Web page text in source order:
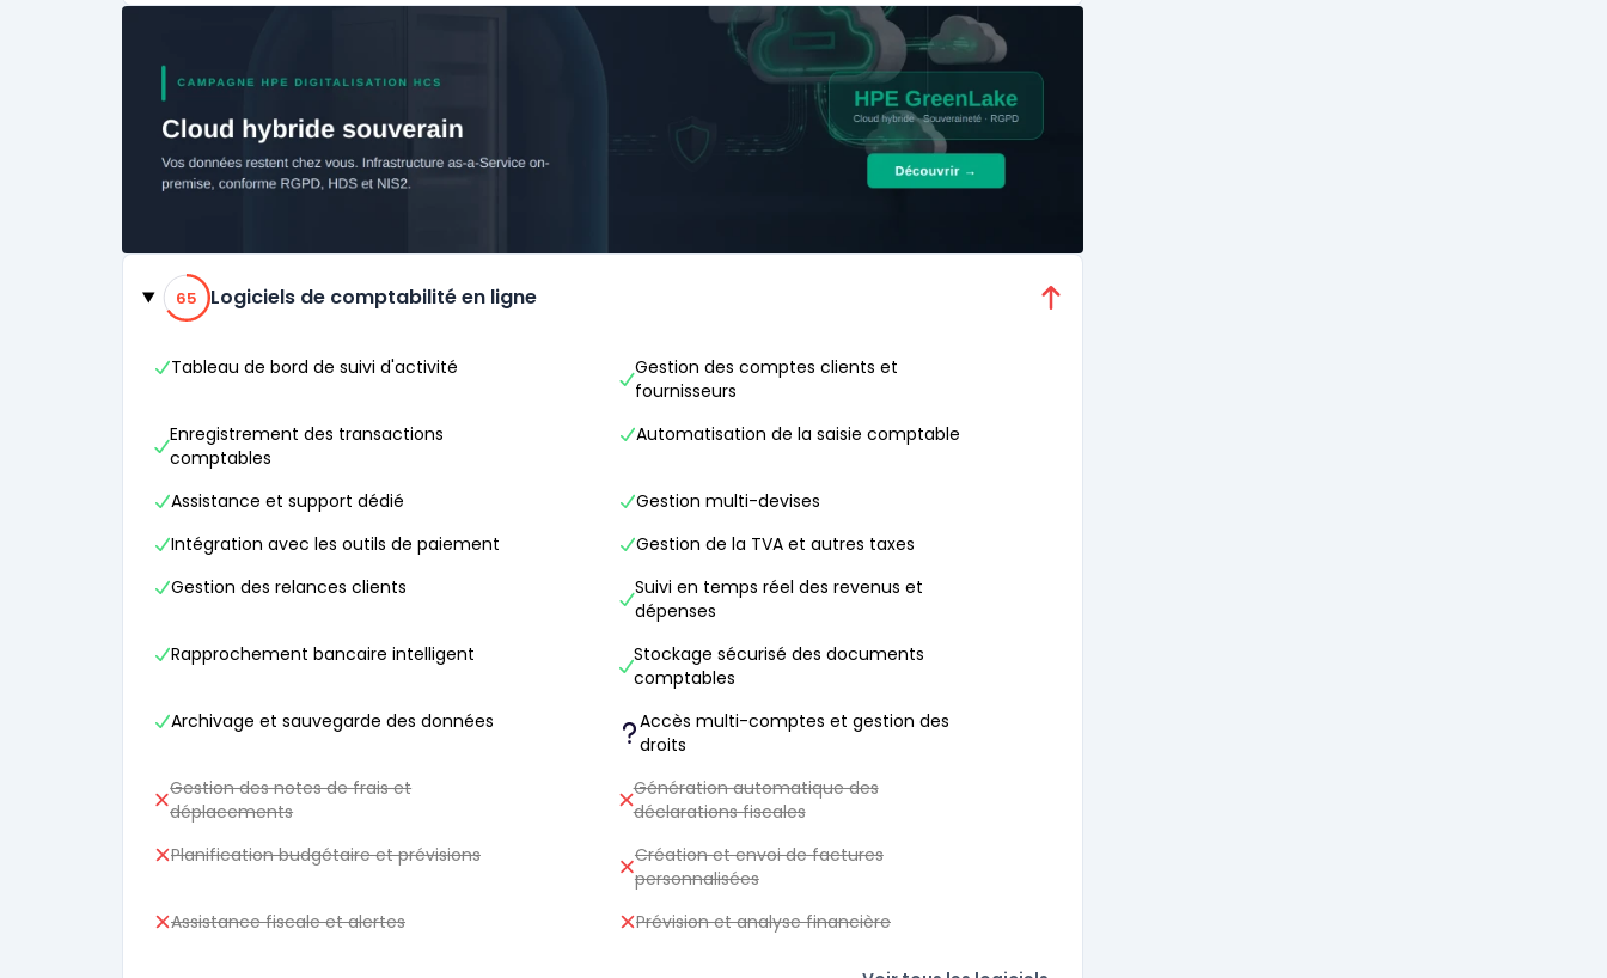
Catégories
65% de compatibilité
65 Logiciels de comptabilité en ligne
Tableau de bord de suivi d'activité
Gestion des comptes clients et
fournisseurs
Enregistrement des transactions
comptables
Automatisation de la saisie comptable
Assistance et support dédié
Gestion multi-devises
Intégration avec les outils de paiement
Gestion de la TVA et autres taxes
Gestion des relances clients
Suivi en temps réel des revenus et
dépenses
Rapprochement bancaire intelligent
Stockage sécurisé des documents
comptables
Archivage et sauvegarde des données
Accès multi-comptes et gestion des
droits
Gestion des notes de frais et
déplacements
Génération automatique des
déclarations fiscales
Planification budgétaire et prévisions
Création et envoi de factures
personnalisées
Assistance fiscale et alertes
Prévision et analyse financière